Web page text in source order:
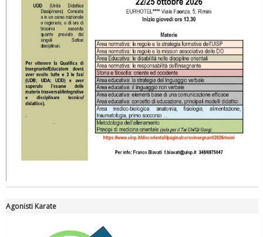
Tiziano Pesce nel Cda di Fondazione Terzjus: prima riunione a
Agonisti Karate